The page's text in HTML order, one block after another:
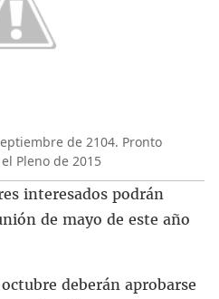
de 2104. Pronto
Pleno de 2015
interesados podrán
de mayo de este año
deberán aprobarse